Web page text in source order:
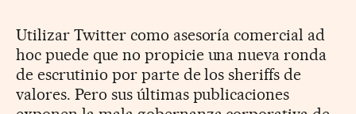
Utilizar Twitter como asesoría comercial ad
hoc puede que no propicie una nueva ronda
de escrutinio por parte de los sheriffs de
valores. Pero sus últimas publicaciones